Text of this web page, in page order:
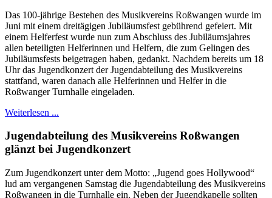
Das 100-jährige Bestehen des Musikvereins Roßwangen wurde im
Juni mit einem dreitägigen Jubiläumsfest gebührend gefeiert. Mit
einem Helferfest wurde nun zum Abschluss des Jubiläumsjahres
allen beteiligten Helferinnen und Helfern, die zum Gelingen des
Jubiläumsfests beigetragen haben, gedankt. Nachdem bereits um 18
Uhr das Jugendkonzert der Jugendabteilung des Musikvereins
stattfand, waren danach alle Helferinnen und Helfer in die
Roßwanger Turnhalle eingeladen.
Weiterlesen ...
Jugendabteilung des Musikvereins Roßwangen
glänzt bei Jugendkonzert
Zum Jugendkonzert unter dem Motto: „Jugend goes Hollywood“
lud am vergangenen Samstag die Jugendabteilung des Musikvereins
Roßwangen in die Turnhalle ein. Neben der Jugendkapelle sollten